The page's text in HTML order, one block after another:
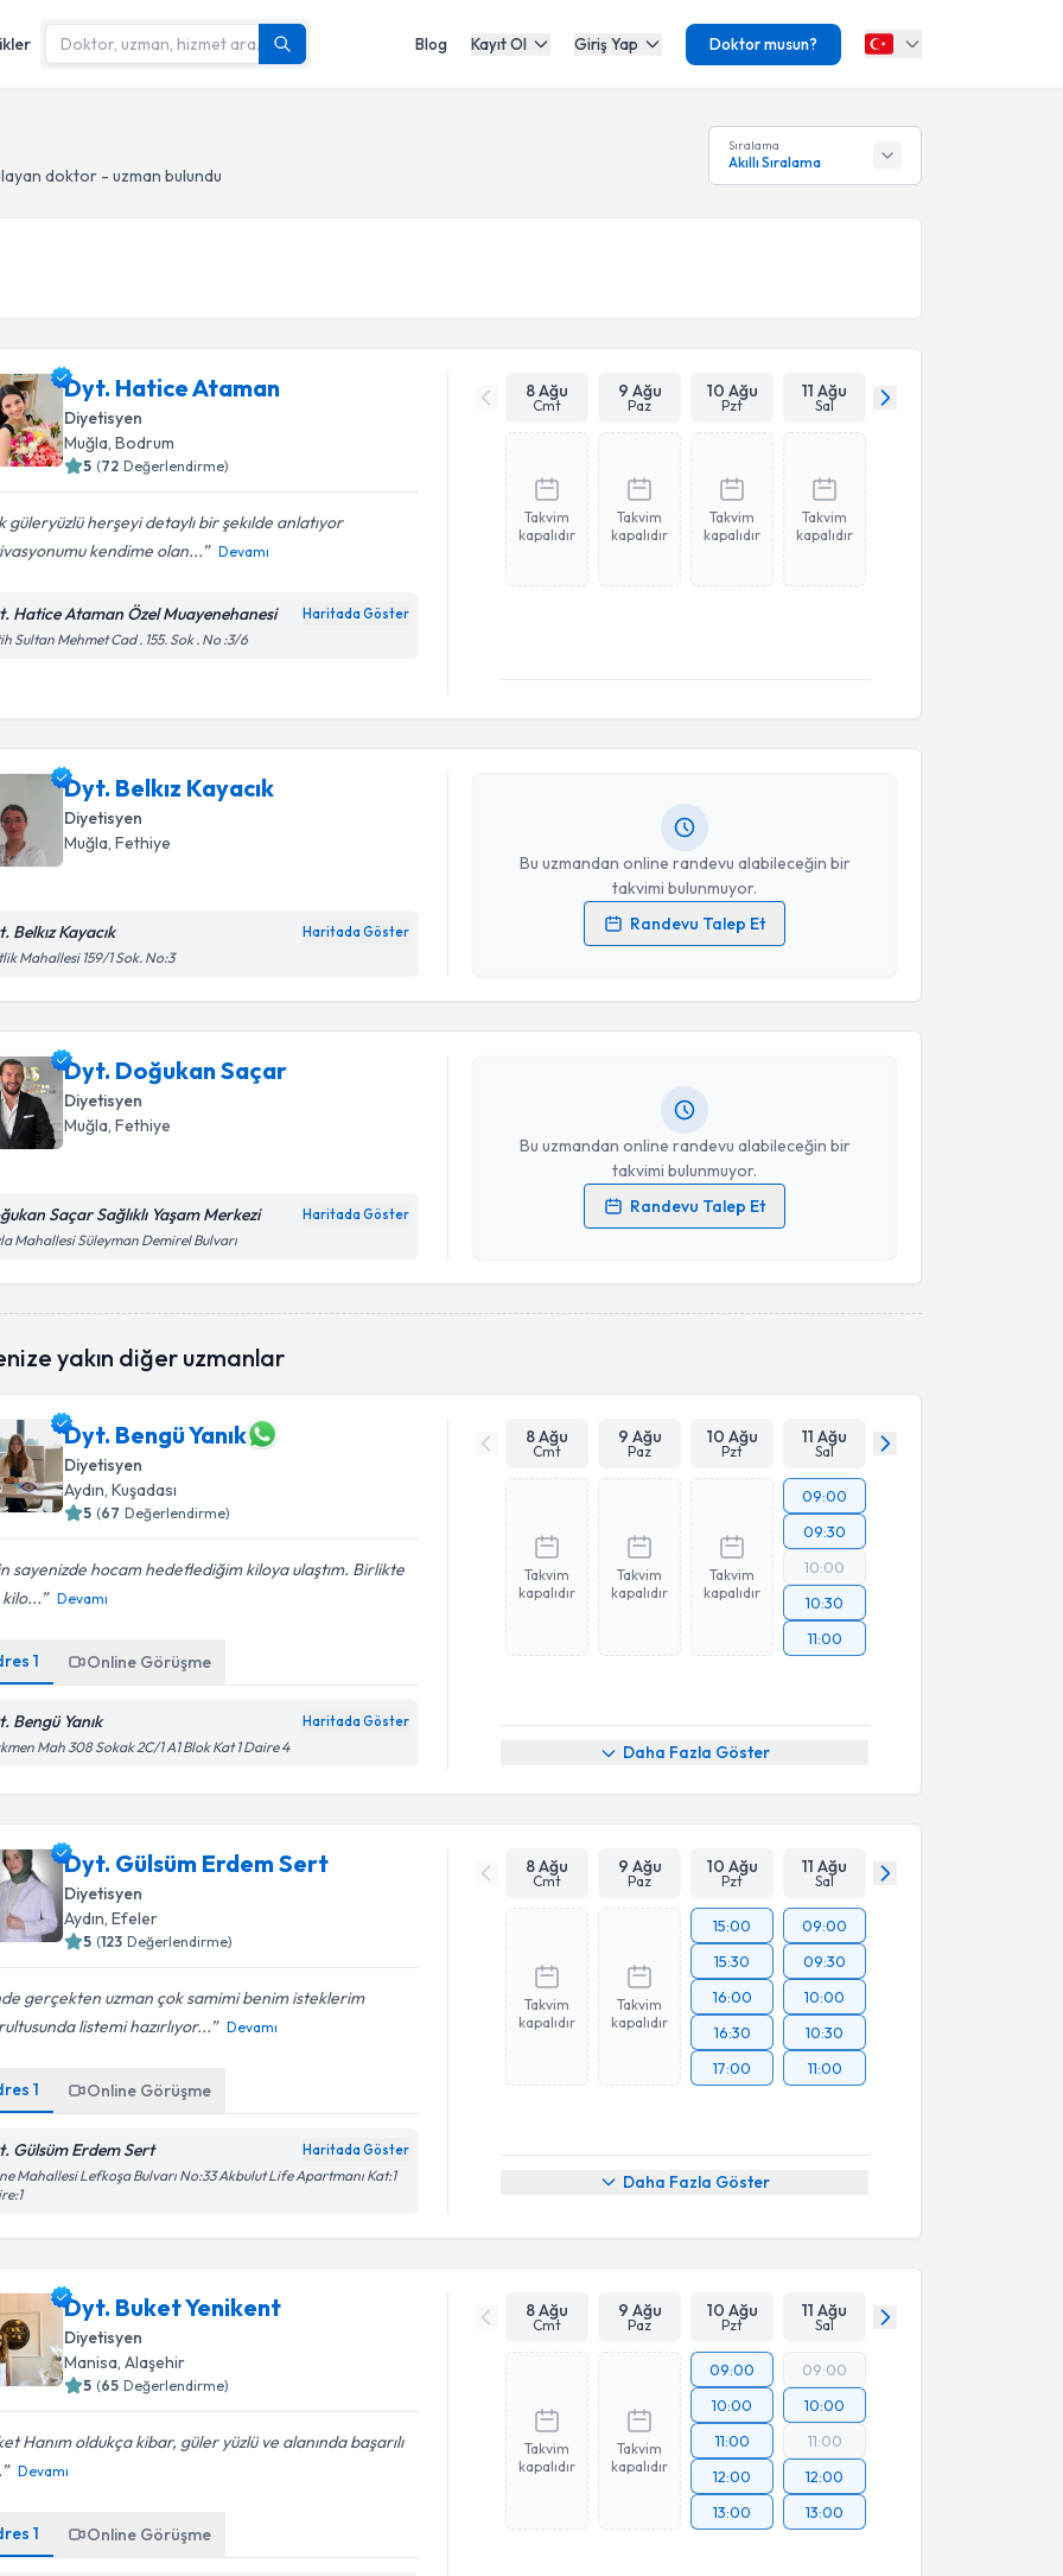
Blog Kayıt Ol Giriş Yap Doktor musun?
doktor - uzman bulundu
Sıralama
Akıllı Sıralama
Dyt. Hatice Ataman
Diyetisyen
Muğla, Bodrum
5 (72 Değerlendirme)
güleryüzlü herşeyi detaylı bir şekılde anlatıyor
kendime olan...
Devamı
Hatice Ataman Özel Muayenehanesi Haritada Göster
Sultan Mehmet Cad . 155. Sok . No :3/6
8 Ağu
Cmt
9 Ağu
Paz
10 Ağu
Pzt
11 Ağu
Sal
Takvim
kapalıdır
Takvim
kapalıdır
Takvim
kapalıdır
Takvim
kapalıdır
Dyt. Belkız Kayacık
Diyetisyen
Muğla, Fethiye
Belkız Kayacık Haritada Göster
Mahallesi 159/1 Sok. No:3
Bu uzmandan online randevu alabileceğin bir
takvimi bulunmuyor.
Randevu Talep Et
Kişisel verilerimin işlenmesine ilişkinAydınlatma Metni
işlenmesini kabul ediyorum.
Dyt. Doğukan Saçar
Diyetisyen
Muğla, Fethiye
Saçar Sağlıklı Yaşam Merkezi Haritada Göster
Mahallesi Süleyman Demirel Bulvarı
Bu uzmandan online randevu alabileceğin bir
takvimi bulunmuyor.
Randevu Talep Et
Randevu Takvimi Talebi
Kişisel verilerimin işlenmesine ilişkinAydınlatma Metni
işlenmesini kabul ediyorum.
yakın diğer uzmanlar
Dyt. Bengü Yanık
Diyetisyen
Aydın, Kuşadası
5 (67 Değerlendirme)
sayenizde hocam hedeflediğim kiloya ulaştım. Birlikte
Devamı
1 Online Görüşme
Bengü Yanık Haritada Göster
Mah 308 Sokak 2C/1 A1 Blok Kat 1 Daire 4
8 Ağu
Cmt
9 Ağu
Paz
10 Ağu
Pzt
11 Ağu
Sal
Takvim
kapalıdır
Takvim
kapalıdır
Takvim
kapalıdır
09:00
09:30
10:00
10:30
11:00
Daha Fazla Göster
Dyt. Gülsüm Erdem Sert
Diyetisyen
Aydın , Efeler
5 (123 Değerlendirme)
gerçekten uzman çok samimi benim isteklerim
listemi hazırlıyor...
Devamı
1 Online Görüşme
Gülsüm Erdem Sert Haritada Göster
Mahallesi Lefkoşa Bulvarı No:33 Akbulut Life Apartmanı Kat:1
8 Ağu
Cmt
9 Ağu
Paz
10 Ağu
Pzt
11 Ağu
Sal
Takvim
kapalıdır
Takvim
kapalıdır
15:00
15:30
16:00
16:30
17:00
09:00
09:30
10:00
10:30
11:00
Daha Fazla Göster
Dyt. Buket Yenikent
Diyetisyen
Manisa , Alaşehir
5 (65 Değerlendirme)
Hanım oldukça kibar, güler yüzlü ve alanında başarılı
Devamı
1 Online Görüşme
8 Ağu
Cmt
9 Ağu
Paz
10 Ağu
Pzt
11 Ağu
Sal
Takvim
kapalıdır
Takvim
kapalıdır
09:00
10:00
11:00
12:00
13:00
09:00
10:00
11:00
12:00
13:00